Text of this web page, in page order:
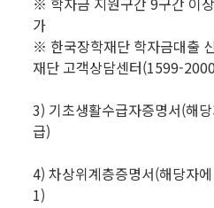
가
※ 한국장학재단 학자금대출
재단 고객상담센터(1599-
3) 기초생활수급자증명서(해
급)
4) 차상위계층증명서(해당자
1)